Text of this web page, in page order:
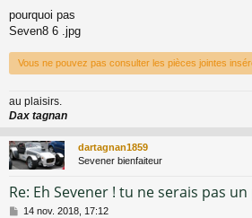
s
s
g
e
pourquoi pas
Seven8 6 .jpg
Vous ne pouvez pas consulter les pièces jointes
au plaisirs.
Dax tagnan
dartagnan1859
Sevener bienfaiteur
Re: Eh Sevener ! tu ne serais pas
M
14 nov. 2018, 17:12